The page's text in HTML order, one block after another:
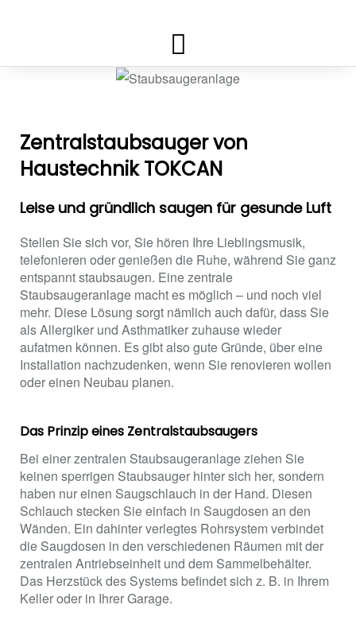
Zentralstaubsauger von
Haustechnik TOKCAN
Leise und gründlich saugen für gesunde Luft
Stellen Sie sich vor, Sie hören Ihre Lieblingsmusik,
telefonieren oder genießen die Ruhe, während Sie ganz
entspannt staubsaugen. Eine zentrale
Staubsaugeranlage macht es möglich – und noch viel
mehr. Diese Lösung sorgt nämlich auch dafür, dass Sie
als Allergiker und Asthmatiker zuhause wieder
aufatmen können. Es gibt also gute Gründe, über eine
Installation nachzudenken, wenn Sie renovieren wollen
oder einen Neubau planen.
Das Prinzip eines Zentralstaubsaugers
Bei einer zentralen Staubsaugeranlage ziehen Sie
keinen sperrigen Staubsauger hinter sich her, sondern
haben nur einen Saugschlauch in der Hand. Diesen
Schlauch stecken Sie einfach in Saugdosen an den
Wänden. Ein dahinter verlegtes Rohrsystem verbindet
die Saugdosen in den verschiedenen Räumen mit der
zentralen Antriebseinheit und dem Sammelbehälter.
Das Herzstück des Systems befindet sich z. B. in Ihrem
Keller oder in Ihrer Garage.